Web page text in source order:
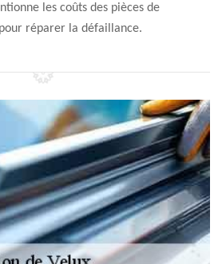
les coûts des pièces de
réparer la défaillance.